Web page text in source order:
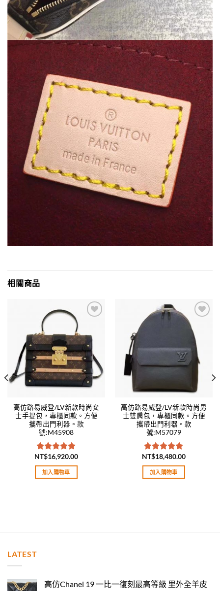
相關商品
高仿路易威登/LV新款時尚女
士手提包，專櫃同款。方便
攜帶出門利器。款
號:M45908
評分5.00
滿分 5
NT$16,920.00
加入購物車
Add to
wishlist
高仿路易威登/LV新款時尚男
士雙肩包，專櫃同款。方便
攜帶出門利器。款
號:M57079
評分5.00
滿分 5
NT$18,480.00
加入購物車
LATEST
高仿Chanel 19 一比一復刻最高等級 里外全羊皮